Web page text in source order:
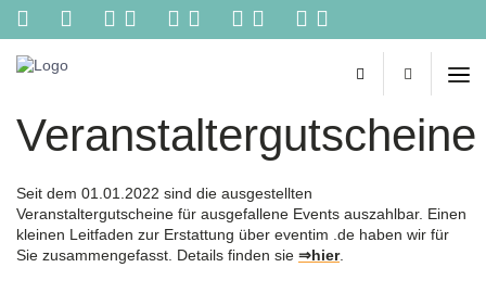
Kontakt
Ihr
persönliches
im
Netz.
Reisetipps
von
Veranstaltergutscheine
Seit dem 01.01.2022 sind die ausgestellten
Veranstaltergutscheine für ausgefallene Events auszahlbar. Einen
kleinen Leitfaden zur Erstattung über eventim .de haben wir für
Sie zusammengefasst. Details finden sie ⇒hier.